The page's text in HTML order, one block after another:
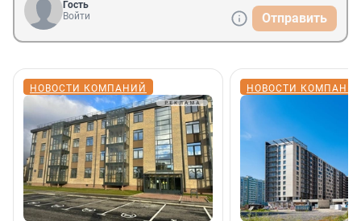
Гость
Войти
Отправить
НОВОСТИ КОМПАНИЙ НОВОСТИ